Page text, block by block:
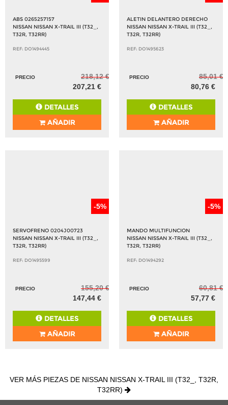
ABS 0265257157
NISSAN NISSAN X-TRAIL III (T32_,
T32R, T32RR)
REF: DO1494445
PRECIO
218,12 €
207,21 €
DETALLES
AÑADIR
ALETIN DELANTERO DERECHO
NISSAN NISSAN X-TRAIL III (T32_,
T32R, T32RR)
REF: DO1495623
PRECIO
85,01 €
80,76 €
DETALLES
AÑADIR
-5%
SERVOFRENO 0204J00723
NISSAN NISSAN X-TRAIL III (T32_,
T32R, T32RR)
REF: DO1495599
PRECIO
155,20 €
147,44 €
DETALLES
AÑADIR
-5%
MANDO MULTIFUNCION
NISSAN NISSAN X-TRAIL III (T32_,
T32R, T32RR)
REF: DO1494292
PRECIO
60,81 €
57,77 €
DETALLES
AÑADIR
VER MÁS PIEZAS DE NISSAN NISSAN X-TRAIL III (T32_, T32R,
T32RR)